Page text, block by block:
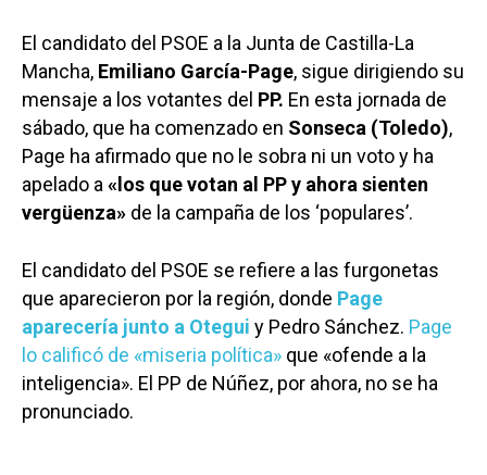
El candidato del PSOE a la Junta de Castilla-La
Mancha, Emiliano García-Page, sigue dirigiendo su
mensaje a los votantes del PP. En esta jornada de
sábado, que ha comenzado en Sonseca (Toledo),
Page ha afirmado que no le sobra ni un voto y ha
apelado a«los que votan al PP y ahora sienten
vergüenza» de la campaña de los ‘populares’.
El candidato del PSOE se refiere a las furgonetas
que aparecieron por la región, donde Page
aparecería junto a Otegui y Pedro Sánchez. Page
lo calificó de «miseria política» que «ofende a la
inteligencia». El PP de Núñez, por ahora, no se ha
pronunciado.